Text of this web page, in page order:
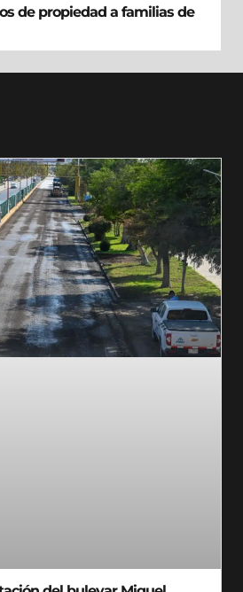
de propiedad a familias de